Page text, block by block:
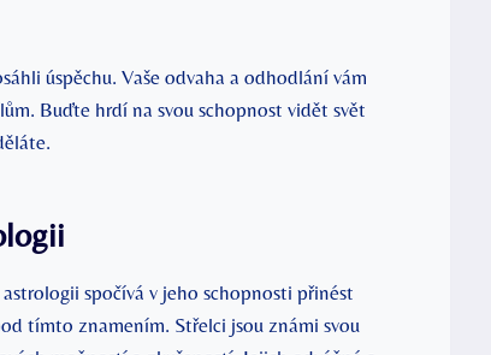
úspěchu. Vaše odvaha a odhodlání vám
Buďte hrdí na svou schopnost vidět svět
spočívá v jeho schopnosti přinést
tímto znamením. Střelci jsou známi svou